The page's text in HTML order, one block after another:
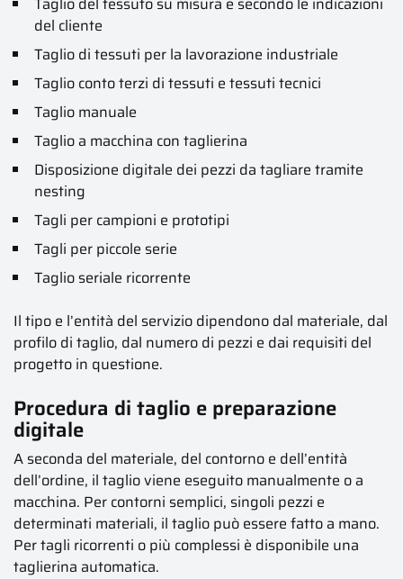
del cliente
Taglio di tessuti per la lavorazione industriale
Taglio conto terzi di tessuti e tessuti tecnici
Taglio manuale
Taglio a macchina con taglierina
Disposizione digitale dei pezzi da tagliare tramite
nesting
Tagli per campioni e prototipi
Tagli per piccole serie
Taglio seriale ricorrente
Il tipo e l’entità del servizio dipendono dal materiale, dal
profilo di taglio, dal numero di pezzi e dai requisiti del
progetto in questione.
Procedura di taglio e preparazione
digitale
A seconda del materiale, del contorno e dell’entità
dell’ordine, il taglio viene eseguito manualmente o a
macchina. Per contorni semplici, singoli pezzi e
determinati materiali, il taglio può essere fatto a mano.
Per tagli ricorrenti o più complessi è disponibile una
taglierina automatica.